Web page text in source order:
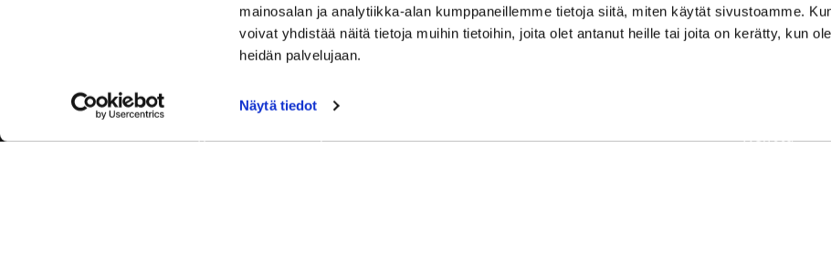
mainosalan ja analytiikka-alan kumppaneillemme tietoja siitä, miten käytät sivustoamme.
voivat yhdistää näitä tietoja muihin tietoihin, joita olet antanut heille tai joita on kerätty, kun
heidän palvelujaan.
Näytä tiedot
Tervetuloa Hartola Golfiin, Suomen ystävällisimmälle ja